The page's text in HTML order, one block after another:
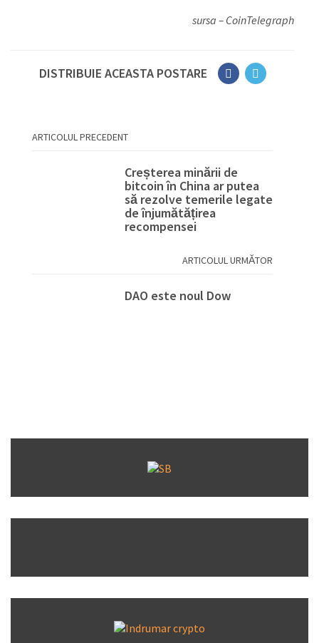
sursa – CoinTelegraph
DISTRIBUIE ACEASTA POSTARE
ARTICOLUL PRECEDENT
Creșterea minării de
bitcoin în China ar putea
să rezolve temerile legate
de înjumătățirea
recompensei
ARTICOLUL URMĂTOR
DAO este noul Dow